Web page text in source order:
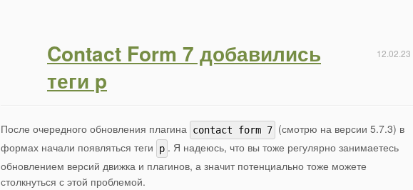
Contact Form 7 добавились
теги p
После очередного обновления плагина contact form 7 (смотрю на версии 5.7.3) в
формах начали появляться теги
p . Я надеюсь, что вы тоже регулярно занимаетесь
обновлением версий движка и плагинов, а значит потенциально тоже можете
столкнуться с этой проблемой.
12.02.23